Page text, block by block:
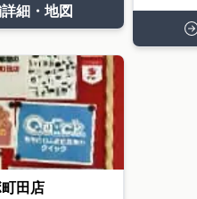
細・地図
田店